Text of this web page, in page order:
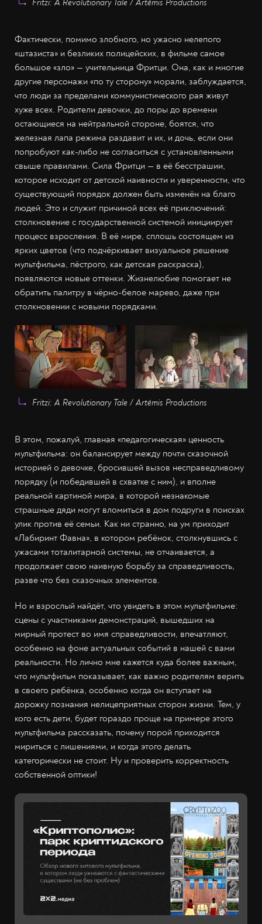
Fritzi: A Revolutionary Tale / Artémis Productions
Фактически, помимо злобного, но ужасно нелепого
«штазиста» и безликих полицейских, в фильме самое
большое «зло» — учительница Фритци. Она, как и многие
другие персонажи «по ту сторону» морали, заблуждается,
что люди за пределами коммунистического рая живут
хуже всех. Родители девочки, до поры до времени
остающиеся на нейтральной стороне, боятся, что
железная лапа режима раздавит и их, и дочь, если они
попробуют как-либо не согласиться с установленными
свыше правилами. Сила Фритци — в её бесстрашии,
которое исходит от детской наивности и уверенности, что
существующий порядок должен быть изменён на благо
людей. Это и служит причиной всех её приключений:
столкновение с государственной системой инициирует
процесс взросления. В её мире, сплошь состоящем из
ярких цветов (что подчёркивает визуальное решение
мультфильма, пёстрого, как детская раскраска),
появляются новые оттенки. Жизнелюбие помогает не
обратить палитру в чёрно-белое марево, даже при
столкновении с новыми порядками.
Fritzi: A Revolutionary Tale / Artémis Productions
В этом, пожалуй, главная «педагогическая» ценность
мультфильма: он балансирует между почти сказочной
историей о девочке, бросившей вызов несправедливому
порядку (и победившей в схватке с ним), и вполне
реальной картиной мира, в которой незнакомые
страшные дяди могут вломиться в дом подруги в поисках
улик против её семьи. Как ни странно, на ум приходит
«Лабиринт Фавна», в котором ребёнок, столкнувшись с
ужасами тоталитарной системы, не отчаивается, а
продолжает свою наивную борьбу за справедливость,
разве что без сказочных элементов.
Но и взрослый найдёт, что увидеть в этом мультфильме:
сцены с участниками демонстраций, вышедших на
мирный протест во имя справедливости, впечатляют,
особенно на фоне актуальных событий в нашей с вами
реальности. Но лично мне кажется куда более важным,
что мультфильм показывает, как важно родителям верить
в своего ребёнка, особенно когда он вступает на
дорожку познания нелицеприятных сторон жизни. Тем, у
кого есть дети, будет гораздо проще на примере этого
мультфильма рассказать, почему порой приходится
мириться с лишениями, и когда этого делать
категорически не стоит. Ну и проверить корректность
собственной оптики!